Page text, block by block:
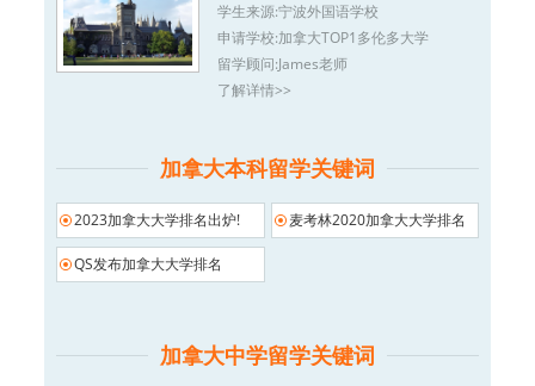
学生来源:宁波外国语学校
申请学校:加拿大TOP1多伦多大学
留学顾问:James老师
了解详情>>
加拿大本科留学关键词
2023加拿大大学排名出炉! 麦考林2020加拿大大学排名
QS发布加拿大大学排名
加拿大中学留学关键词